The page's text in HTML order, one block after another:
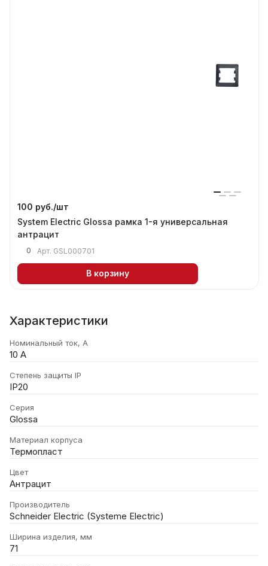
100 руб./шт
System Electric Glossa рамка 1-я универсальная
антрацит
0 Арт. GSL000701
В корзину
Характеристики
Номинальный ток, А
10 А
Степень защиты IP
IP20
Серия
Glossa
Материал корпуса
Термопласт
Цвет
Антрацит
Производитель
Schneider Electric (Systeme Electric)
Ширина изделия, мм
71